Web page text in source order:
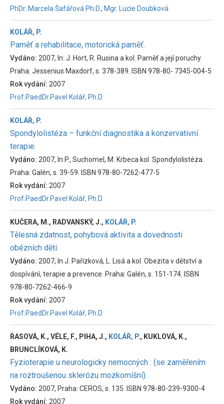
PhDr. Marcela Šafářová Ph.D., Mgr. Lucie Doubková
KOLÁŘ, P.
Paměť a rehabilitace, motorická paměť.
Vydáno: 2007, In: J. Hort, R. Rusina a kol. Paměť a její poruchy.
Praha: Jessenius Maxdorf, s. 378-389. ISBN 978-80- 7345-004-5
Rok vydání: 2007
Prof.PaedDr.Pavel Kolář, Ph.D.
KOLÁŘ, P.
Spondylolistéza – funkční diagnostika a konzervativní
terapie.
Vydáno: 2007, In P., Suchomel, M. Krbeca kol. Spondylolistéza.
Praha: Galén, s. 39-59. ISBN 978-80-7262-477-5
Rok vydání: 2007
Prof.PaedDr.Pavel Kolář, Ph.D.
KUČERA, M., RADVANSKÝ, J., KOLÁŘ, P.
Tělesná zdatnost, pohybová aktivita a dovednosti
obézních dětí.
Vydáno: 2007, In J. Pařízková, L. Lisá a kol. Obezita v dětství a
dospívání, terapie a prevence. Praha: Galén, s. 151-174. ISBN
978-80-7262-466-9
Rok vydání: 2007
Prof.PaedDr.Pavel Kolář, Ph.D.
ŘASOVÁ, K., VÉLE, F., PIHA, J., KOLÁŘ, P., KUKLOVÁ, K.,
BRUNCLÍKOVÁ, K.
Fyzioterapie u neurologicky nemocných : (se zaměřením
na roztroušenou sklerózu mozkomíšní).
Vydáno: 2007, Praha: CEROS, s. 135. ISBN 978-80-239-9300-4
Rok vydání: 2007